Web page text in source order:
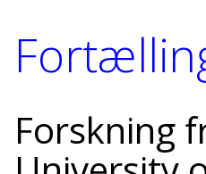
Forskning